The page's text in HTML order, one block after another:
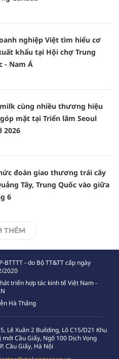
nghiệp Việt tìm hiểu cơ
khẩu tại Hội chợ Trung
- Nam Á
cùng nhiều thương hiệu
mặt tại Triển lãm Seoul
2026
đoàn giao thương trái cây
Tây, Trung Quốc vào giữa
6
THÊM
BTTTT - do Bộ TT&TT cấp ngày
2020
triển hợp tác kinh tế Việt Nam -
Hà Thắng
Lê Xuân 2 Building, Lô C15/D21 Khu
mới Cầu Giấy, Ngõ 100 Dịch Vọng
Cầu Giấy, Hà Nội